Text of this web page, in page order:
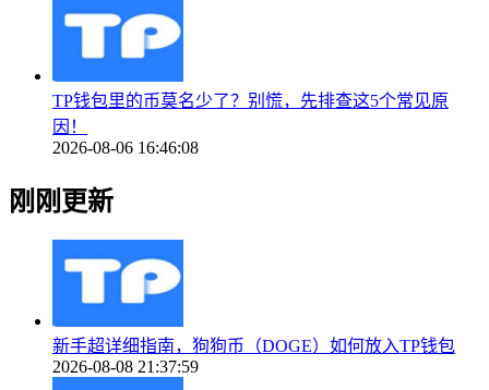
TP钱包里的币莫名少了？别慌，先排查这5个常见原
因！
2026-08-06 16:46:08
刚刚更新
新手超详细指南，狗狗币（DOGE）如何放入TP钱包
2026-08-08 21:37:59